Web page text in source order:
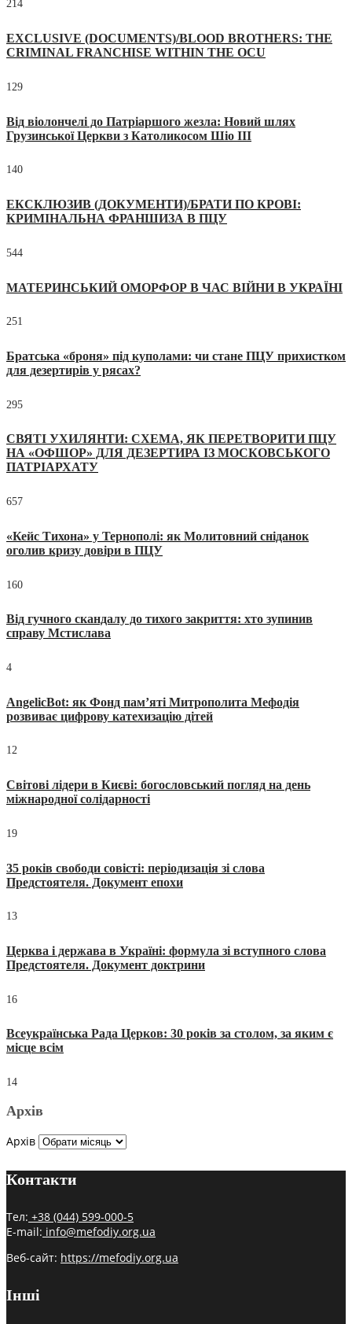
214
EXCLUSIVE (DOCUMENTS)/BLOOD BROTHERS: THE
CRIMINAL FRANCHISE WITHIN THE OCU
129
Від віолончелі до Патріаршого жезла: Новий шлях
Грузинської Церкви з Католикосом Шіо III
140
ЕКСКЛЮЗИВ (ДОКУМЕНТИ)/БРАТИ ПО КРОВІ:
КРИМІНАЛЬНА ФРАНШИЗА В ПЦУ
544
МАТЕРИНСЬКИЙ ОМОРФОР В ЧАС ВІЙНИ В УКРАЇНІ
251
Братська «броня» під куполами: чи стане ПЦУ прихистком
для дезертирів у рясах?
295
СВЯТІ УХИЛЯНТИ: СХЕМА, ЯК ПЕРЕТВОРИТИ ПЦУ
НА «ОФШОР» ДЛЯ ДЕЗЕРТИРА ІЗ МОСКОВСЬКОГО
ПАТРІАРХАТУ
657
«Кейс Тихона» у Тернополі: як Молитовний сніданок
оголив кризу довіри в ПЦУ
160
Від гучного скандалу до тихого закриття: хто зупинив
справу Мстислава
4
AngelicBot: як Фонд пам’яті Митрополита Мефодія
розвиває цифрову катехизацію дітей
12
Світові лідери в Києві: богословський погляд на день
міжнародної солідарності
19
35 років свободи совісті: періодизація зі слова
Предстоятеля. Документ епохи
13
Церква і держава в Україні: формула зі вступного слова
Предстоятеля. Документ доктрини
16
Всеукраїнська Рада Церков: 30 років за столом, за яким є
місце всім
14
Архів
Архів
Контакти
Тел: +38 (044) 599-000-5
E-mail: info@mefodiy.org.ua
Веб-сайт: https://mefodiy.org.ua
Інші